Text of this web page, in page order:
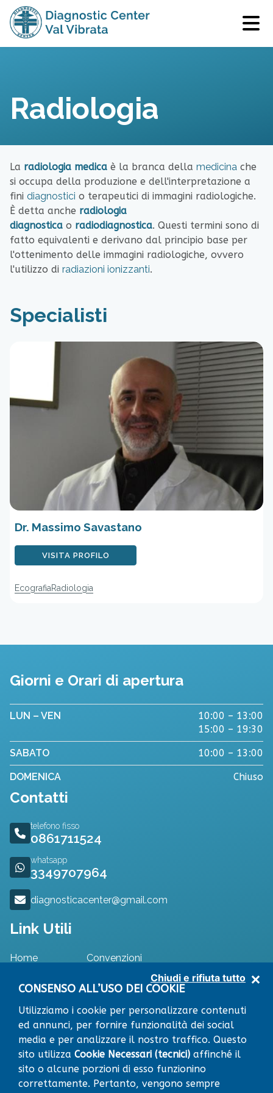
Chiudi e rifiuta tutto
CONSENSO ALL’USO DEI COOKIE
Utilizziamo i cookie per personalizzare contenuti
ed annunci, per fornire funzionalità dei social
media e per analizzare il nostro traffico. Questo
sito utilizza Cookie Necessari (tecnici) affinché il
sito o alcune porzioni di esso funzionino
correttamente. Pertanto, vengono sempre
Radiologia
La radiologia medica è la branca della medicina che
si occupa della produzione e dell'interpretazione a
fini diagnostici o terapeutici di immagini radiologiche.
È detta anche radiologia
diagnostica o radiodiagnostica. Questi termini sono di
fatto equivalenti e derivano dal principio base per
l'ottenimento delle immagini radiologiche, ovvero
l'utilizzo di radiazioni ionizzanti.
Specialisti
Dr. Massimo Savastano
VISITA PROFILO
EcografiaRadiologia
Giorni e Orari di apertura
LUN – VEN
10:00 – 13:00
15:00 – 19:30
SABATO 10:00 – 13:00
DOMENICA Chiuso
Contatti
telefono fisso
0861711524
whatsapp
3349707964
diagnosticacenter@gmail.com
Link Utili
Home
Approfondimenti
Convenzioni
Contatti
RICHIEDI APPUNTAMENTO
VIA RISORGIMENTO snc
(TE)
×
+
−
Leaflet |© OpenStreetMap contributors